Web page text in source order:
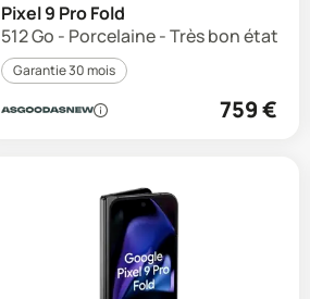
Pixel 9 Pro Fold
512 Go - Porcelaine - Très bon état
Garantie 30 mois
759€